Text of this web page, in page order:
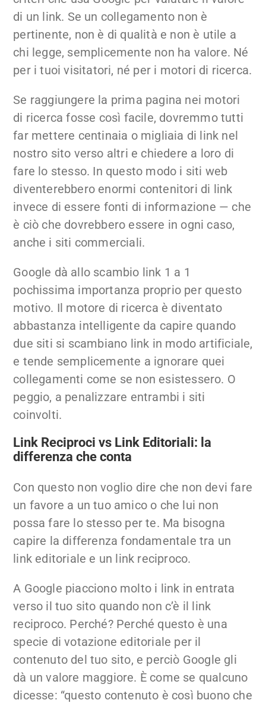
di un link. Se un collegamento non è
pertinente, non è di qualità e non è utile a
chi legge, semplicemente non ha valore. Né
per i tuoi visitatori, né per i motori di ricerca.
Se raggiungere la prima pagina nei motori
di ricerca fosse così facile, dovremmo tutti
far mettere centinaia o migliaia di link nel
nostro sito verso altri e chiedere a loro di
fare lo stesso. In questo modo i siti web
diventerebbero enormi contenitori di link
invece di essere fonti di informazione — che
è ciò che dovrebbero essere in ogni caso,
anche i siti commerciali.
Google dà allo scambio link 1 a 1
pochissima importanza proprio per questo
motivo. Il motore di ricerca è diventato
abbastanza intelligente da capire quando
due siti si scambiano link in modo artificiale,
e tende semplicemente a ignorare quei
collegamenti come se non esistessero. O
peggio, a penalizzare entrambi i siti
coinvolti.
Link Reciproci vs Link Editoriali: la
differenza che conta
Con questo non voglio dire che non devi fare
un favore a un tuo amico o che lui non
possa fare lo stesso per te. Ma bisogna
capire la differenza fondamentale tra un
link editoriale e un link reciproco.
A Google piacciono molto i link in entrata
verso il tuo sito quando non c’è il link
reciproco. Perché? Perché questo è una
specie di votazione editoriale per il
contenuto del tuo sito, e perciò Google gli
dà un valore maggiore. È come se qualcuno
dicesse: “questo contenuto è così buono che